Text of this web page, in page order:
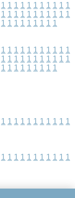
1 1 1 1 1 1 1 1 1 1 1
1 1 1 1 1 1 1 1 1 1 1
1 1 1 1 1 1 1 1 1
1 1 1 1 1 1 1 1 1 1 1
1 1 1 1 1 1 1 1 1 1 1
1 1 1 1 1 1 1 1 1
1 1 1 1 1 1 1 1 1 1 1
1 1 1 1 1 1 1 1 1 1 1